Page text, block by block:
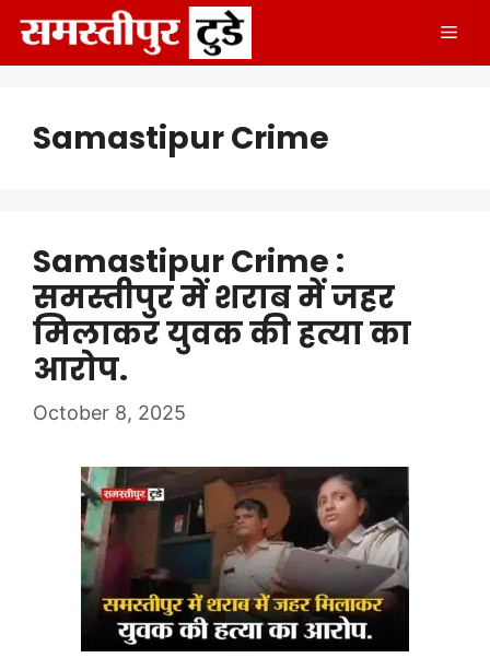
content
Samastipur Crime
Samastipur Crime :
समस्तीपुर में शराब में जहर
मिलाकर युवक की हत्या का
आरोप.
October 8, 2025